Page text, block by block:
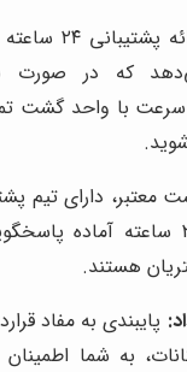
ارائه
که در صورت
سرعت با واحد گشت
معتبر، دارای تیم
به صورت ۲۴ ساعته آماده
هستند.
پایبندی به مفاد
به شما